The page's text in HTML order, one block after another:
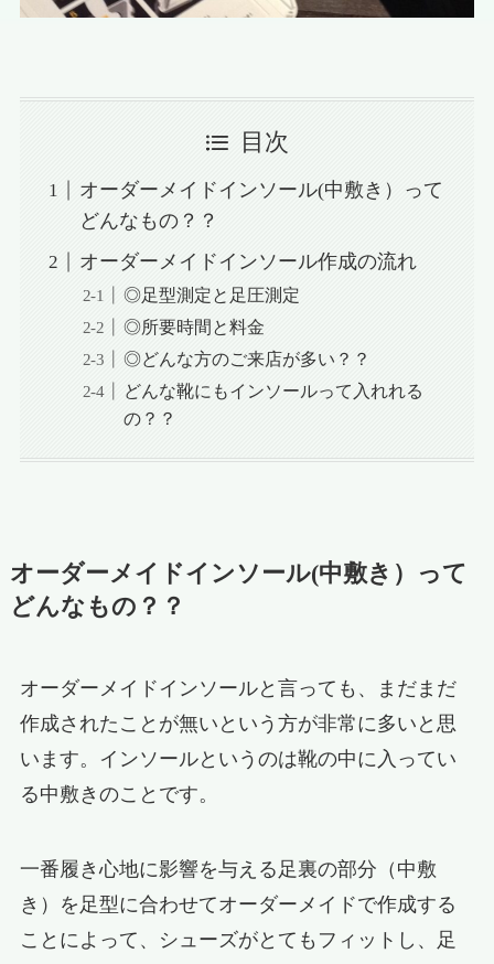
目次
オーダーメイドインソール(中敷き）って
どんなもの？？
オーダーメイドインソール作成の流れ
◎足型測定と足圧測定
◎所要時間と料金
◎どんな方のご来店が多い？？
どんな靴にもインソールって入れれる
の？？
オーダーメイドインソール(中敷き）って
どんなもの？？
オーダーメイドインソールと言っても、まだまだ
作成されたことが無いという方が非常に多いと思
います。インソールというのは靴の中に入ってい
る中敷きのことです。
一番履き心地に影響を与える足裏の部分（中敷
き）を足型に合わせてオーダーメイドで作成する
ことによって、シューズがとてもフィットし、足